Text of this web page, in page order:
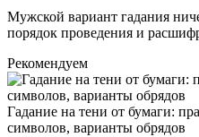
Мужской вариант гадания
порядок проведения и
Рекомендуем
Гадание на тени от бумаги:
символов, варианты обрядов